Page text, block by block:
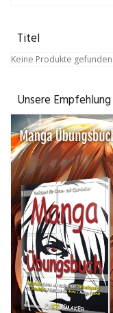
Titel
Keine Produkte gefunden.
Unsere Empfehlung